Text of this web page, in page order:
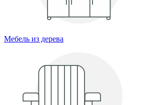
Мебель из дерева